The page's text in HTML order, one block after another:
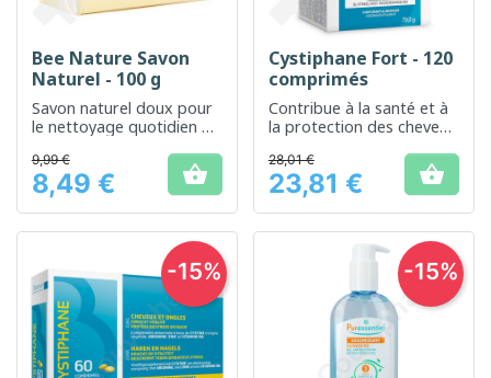
Bee Nature Savon
Naturel - 100 g
Savon naturel doux pour
le nettoyage quotidien de
Prix
9,99 €
8,49 € 
Cystiphane Fort - 120
comprimés
Contribue à la santé et à
la protection des cheveux
Prix
28,01 €
23,81 € 
-15% -15%